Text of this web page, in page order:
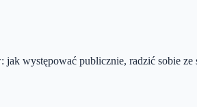
jak występować publicznie, radzić sobie ze